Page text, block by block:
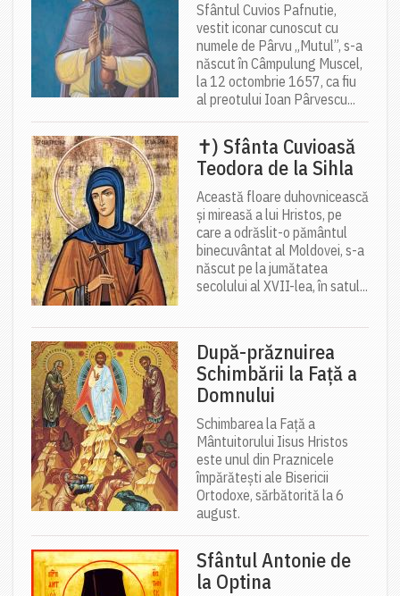
Sfântul Cuvios Pafnutie,
vestit iconar cunoscut cu
numele de Pârvu „Mutul”, s-a
născut în Câmpulung Muscel,
la 12 octombrie 1657, ca fiu
al preotului Ioan Pârvescu...
✝) Sfânta Cuvioasă
Teodora de la Sihla
Această floare duhovnicească
și mireasă a lui Hristos, pe
care a odrăslit-o pământul
binecuvântat al Moldovei, s-a
născut pe la jumătatea
secolului al XVII-lea, în satul...
După-prăznuirea
Schimbării la Față a
Domnului
Schimbarea la Față a
Mântuitorului Iisus Hristos
este unul din Praznicele
împărătești ale Bisericii
Ortodoxe, sărbătorită la 6
august.
Sfântul Antonie de
la Optina